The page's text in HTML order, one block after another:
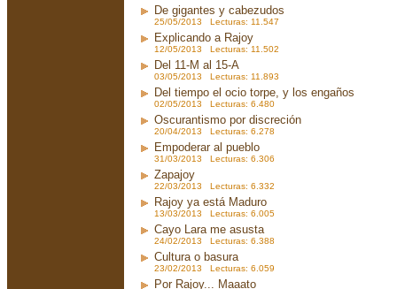
De gigantes y cabezudos
25/05/2013 Lecturas: 11.547
Explicando a Rajoy
12/05/2013 Lecturas: 11.502
Del 11-M al 15-A
03/05/2013 Lecturas: 11.893
Del tiempo el ocio torpe, y los engaños
02/05/2013 Lecturas: 6.480
Oscurantismo por discreción
20/04/2013 Lecturas: 6.278
Empoderar al pueblo
31/03/2013 Lecturas: 6.306
Zapajoy
22/03/2013 Lecturas: 6.332
Rajoy ya está Maduro
13/03/2013 Lecturas: 6.005
Cayo Lara me asusta
24/02/2013 Lecturas: 6.388
Cultura o basura
23/02/2013 Lecturas: 6.059
Por Rajoy... Maaato